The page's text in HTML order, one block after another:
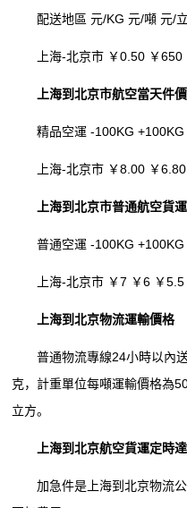
配送地區 元/KG 元/噸 元/
上海-北京市 ￥0.50 ￥650
上海到北京市航空當天件
精品空運 -100KG +100KG
上海-北京市 ￥8.00 ￥6.80
上海到北京市普通航空貨
普通空運 -100KG +100KG
上海-北京市 ￥7 ￥6 ￥5.5
上海到北京物流運輸價格
普通物流專線24小時以內送
克，計重單位每噸運輸價格為
立方。
上海到北京航空貨運定時達
加急件是上海到北京物流公